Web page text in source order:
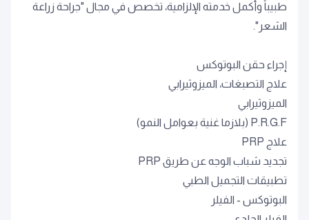
طبيباً وأكمل خدمته الإلزامية، تخصص في مجال "جراحة زراعة
الشعر".
إجراء حقن البوتوكس
علاج التصبغات، الميزوثيرابي
الميزوثيرابي
P.R.G.F (بلازما غنية بعوامل النمو)
علاج PRP
تجديد شباب الوجه عن طريق PRP
تطبيقات التجميل الطبي
البوتوكس - الفيلر